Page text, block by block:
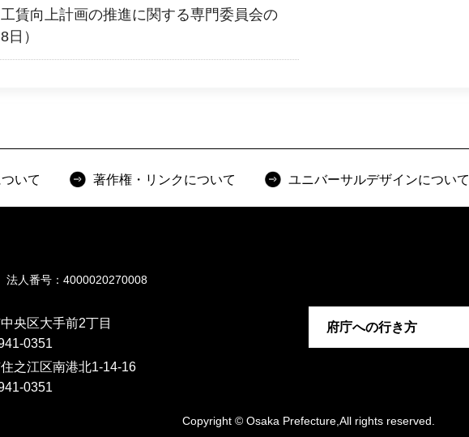
賃向上計画の推進に関する専門委員会の
）
いて 著作権・リンクについて ユニバーサルデザインについて
法人番号：4000020270008
央区大手前2丁目
0351
之江区南港北1-14-16
0351
府庁への行き方
Copyright © Osaka Prefecture,All rights reserved.